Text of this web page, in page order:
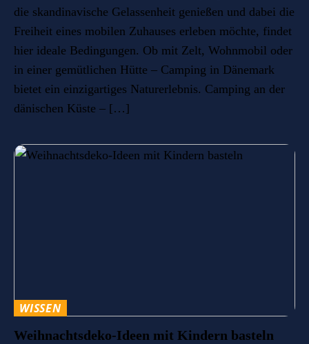
die skandinavische Gelassenheit genießen und dabei die
Freiheit eines mobilen Zuhauses erleben möchte, findet
hier ideale Bedingungen. Ob mit Zelt, Wohnmobil oder
in einer gemütlichen Hütte – Camping in Dänemark
bietet ein einzigartiges Naturerlebnis. Camping an der
dänischen Küste – […]
WISSEN
Weihnachtsdeko-Ideen mit Kindern basteln